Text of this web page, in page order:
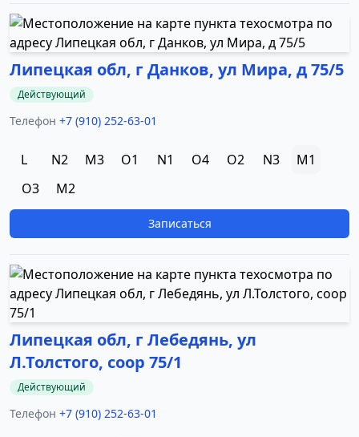
Липецкая обл, г Данков, ул Мира, д 75/5
Действующий
Телефон +7 (910) 252-63-01
L N2 M3 O1 N1 O4 O2 N3
M1
O3
M2
Записаться
Липецкая обл, г Лебедянь, ул
Л.Толстого, соор 75/1
Действующий
Телефон +7 (910) 252-63-01